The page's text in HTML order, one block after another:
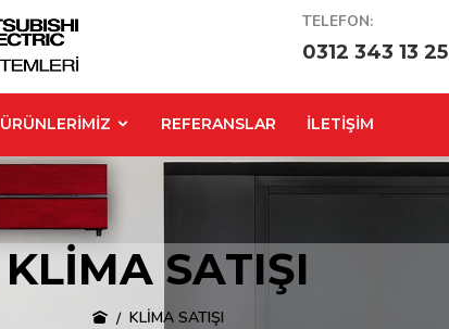
TELEFON:
0312 343 13 25
ÜRÜNLERİMİZ REFERANSLAR İLETİŞİM
KLİMA SATIŞI
KLİMA SATIŞI